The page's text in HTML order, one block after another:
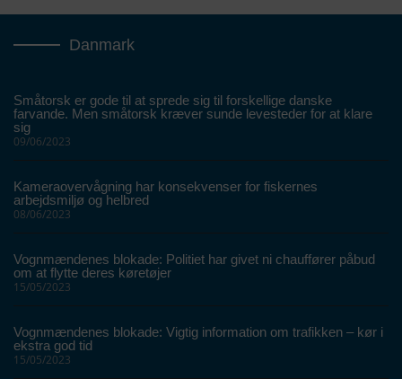
Danmark
Småtorsk er gode til at sprede sig til forskellige danske
farvande. Men småtorsk kræver sunde levesteder for at klare
sig
09/06/2023
Kameraovervågning har konsekvenser for fiskernes
arbejdsmiljø og helbred
08/06/2023
Vognmændenes blokade: Politiet har givet ni chauffører påbud
om at flytte deres køretøjer
15/05/2023
Vognmændenes blokade: Vigtig information om trafikken – kør i
ekstra god tid
15/05/2023